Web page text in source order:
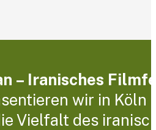
– Iranisches
wir in Köln
Vielfalt des